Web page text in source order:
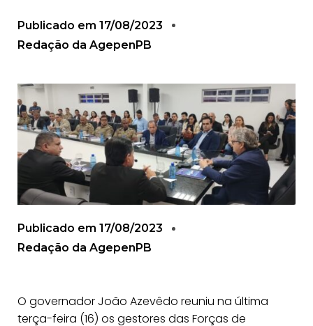
Publicado em 17/08/2023
Redação da AgepenPB
Publicado em 17/08/2023
Redação da AgepenPB
O governador João Azevêdo reuniu na última
terça-feira (16) os gestores das Forças de